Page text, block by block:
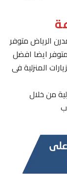
الرياض متوفر
ايضا افضل
المنزلية فى
من خلال